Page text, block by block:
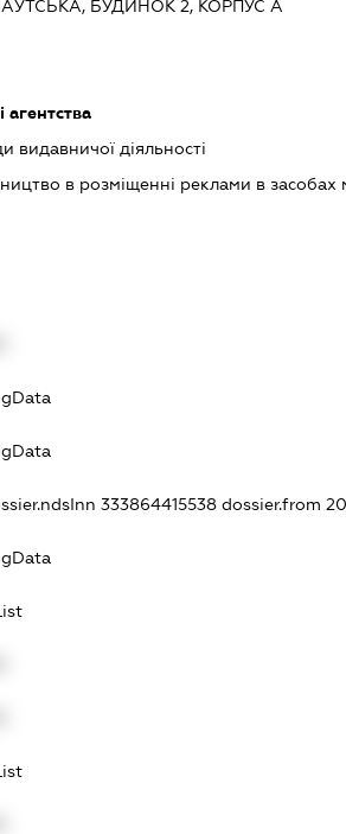
БУДИНОК 2, КОРПУС А
агентства
видавничої діяльності
в розміщенні реклами в засобах
333864415538 dossier.from